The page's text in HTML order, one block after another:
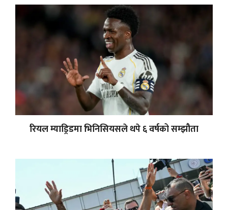
रियल म्याड्रिडमा भिनिसियसले थपे ६ वर्षको सम्झौता